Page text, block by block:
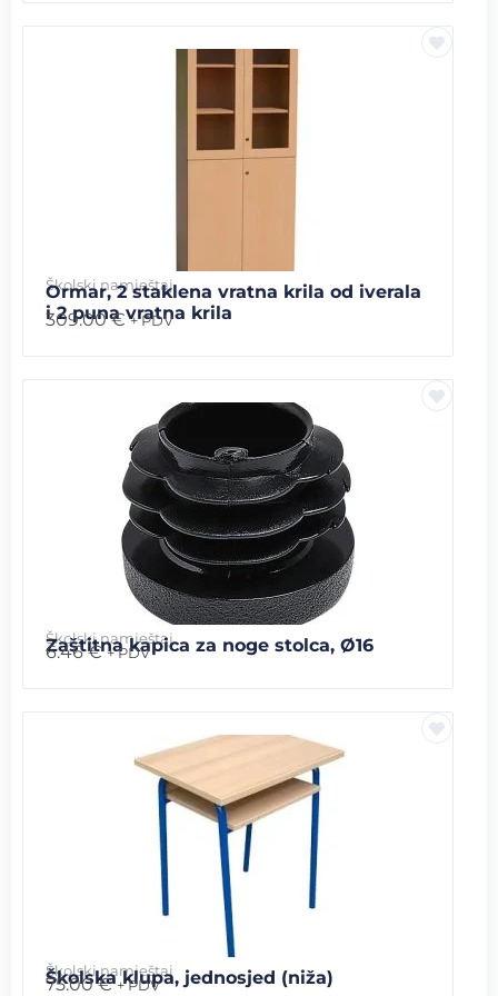
Školski namještaj
Ormar, 2 staklena vratna krila od iverala
i 2 puna vratna krila
309.00€ + PDV
Školski namještaj
Zaštitna kapica za noge stolca, Ø16
6.46€ + PDV
Školski namještaj
Školska klupa, jednosjed (niža)
75.00€ + PDV